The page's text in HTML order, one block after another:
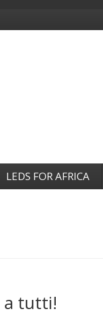
LEDS FOR AFRICA
a tutti!